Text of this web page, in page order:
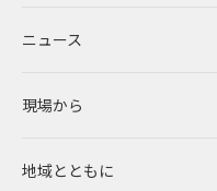
コーポレートPPA
太陽光発電
蓄電事業
企業理念
中期経営計画
私たちの想い
環境
社会
ガバナンス
RENOVAを知る
RENOVAで働く
社員インタビュー
IR情報トップ
IRニュース
経営情報
ニュース
現場から
地域とともに